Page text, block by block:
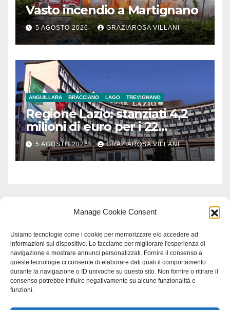
Manage Cookie Consent
Usiamo tecnologie come i cookie per memorizzare e/o accedere ad
informazioni sul dispositivo. Lo facciamo per migliorare l'esperienza di
navigazione e mostrare annunci personalizzati. Fornire il consenso a
queste tecnologie ci consente di elaborare dati quali il comportamento
durante la navigazione o ID univoche su questo sito. Non fornire o ritirare il
consenso potrebbe influire negativamente su alcune funzionalità e
funzioni.
Vasto incendio a Martignano
5 AGOSTO 2026 GRAZIAROSA VILLANI
ANGUILLARA BRACCIANO LAGO TREVIGNANO
Regione Lazio: stanziati 4,2
milioni di euro per i 22
Comuni dell’Etruria
Meridionale
5 AGOSTO 2026 GRAZIAROSA VILLANI